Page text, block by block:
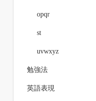
opqr
st
uvwxyz
勉強法
英語表現